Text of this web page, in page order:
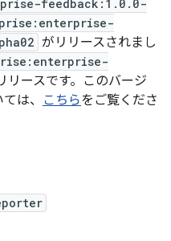
feedback:1.0.0-
がリリースされまし
リースです。このバージ
は、 こちらをご覧くださ